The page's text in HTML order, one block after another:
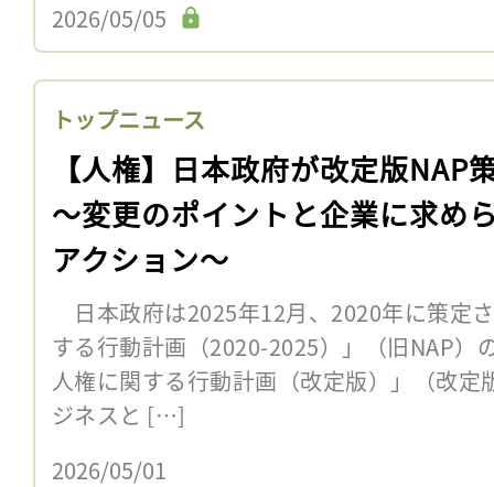
2026/05/05
トップニュース
【人権】日本政府が改定版NAP
〜変更のポイントと企業に求め
アクション〜
日本政府は2025年12月、2020年に策定
する行動計画（2020-2025）」（旧NAP）
人権に関する行動計画（改定版）」（改
ジネスと […]
2026/05/01